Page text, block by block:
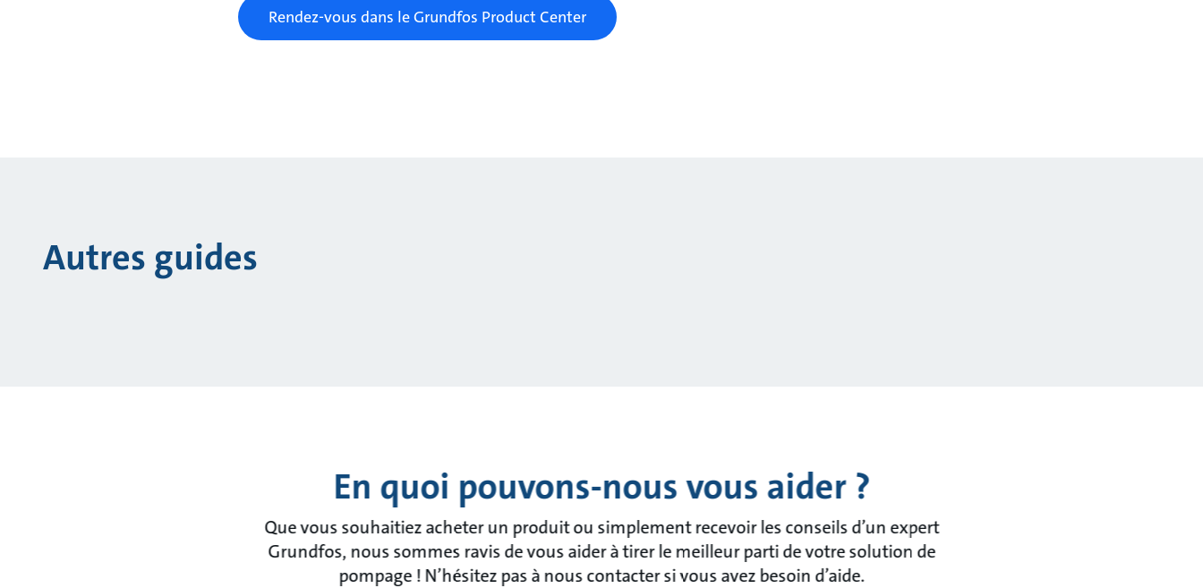
Rendez-vous dans le Grundfos Product Center
Autres guides
En quoi pouvons-nous vous aider ?
Que vous souhaitiez acheter un produit ou simplement recevoir les conseils d’un expert
Grundfos, nous sommes ravis de vous aider à tirer le meilleur parti de votre solution de
pompage ! N’hésitez pas à nous contacter si vous avez besoin d’aide.